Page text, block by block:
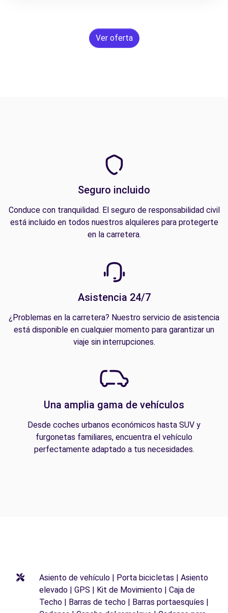
Ver oferta
Seguro incluido
Conduce con tranquilidad. El seguro de responsabilidad civil
está incluido en todos nuestros alquileres para protegerte
en la carretera.
Asistencia 24/7
¿Problemas en la carretera? Nuestro servicio de asistencia
está disponible en cualquier momento para garantizar un
viaje sin interrupciones.
Una amplia gama de vehículos
Desde coches urbanos económicos hasta SUV y
furgonetas familiares, encuentra el vehículo
perfectamente adaptado a tus necesidades.
Asiento de vehículo | Porta bicicletas | Asiento
elevado | GPS | Kit de Movimiento | Caja de
Techo | Barras de techo | Barras portaesquíes |